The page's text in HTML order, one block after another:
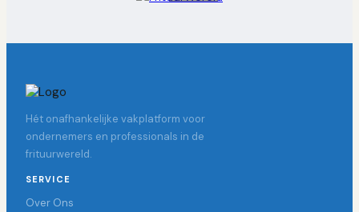
Hét onafhankelijke vakplatform voor
ondernemers en professionals in de
frituurwereld.
SERVICE
Over Ons